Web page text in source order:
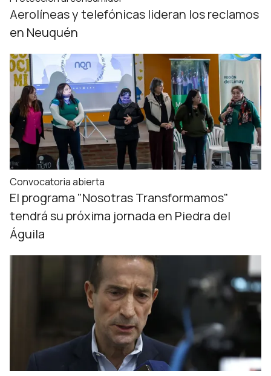
Aerolíneas y telefónicas lideran los reclamos
en Neuquén
Convocatoria abierta
El programa "Nosotras Transformamos"
tendrá su próxima jornada en Piedra del
Águila